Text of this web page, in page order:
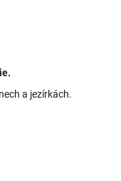
a jezírkách.